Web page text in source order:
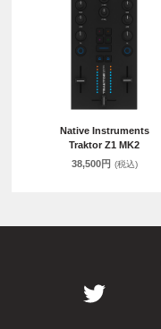
Native Instruments
Traktor Z1 MK2
38,500円 (税込)